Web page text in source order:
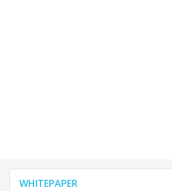
WHITEPAPER